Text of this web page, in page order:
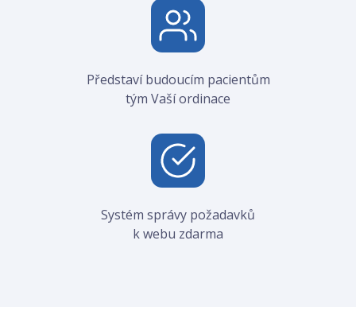
Představí budoucím pacientům
tým Vaší ordinace
Systém správy požadavků
k webu zdarma